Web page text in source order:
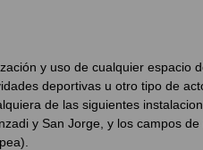
y uso de cualquier espacio
deportivas u otro tipo de
de las siguientes
y San Jorge, y los campos